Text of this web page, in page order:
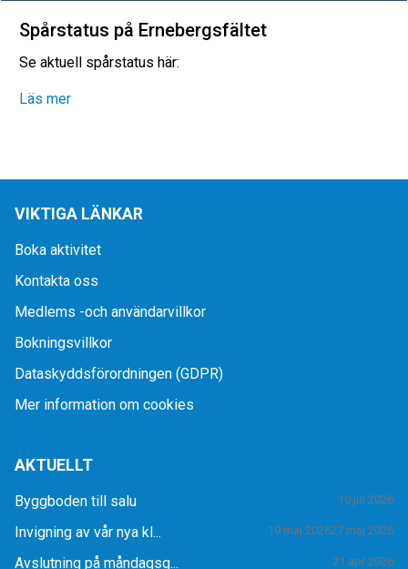
Spårstatus på Ernebergsfältet
Se aktuell spårstatus här:
Läs mer
VIKTIGA LÄNKAR
Boka aktivitet
Kontakta oss
Medlems -och användarvillkor
Bokningsvillkor
Dataskyddsförordningen (GDPR)
Mer information om cookies
AKTUELLT
Byggboden till salu 10 jul 2026
27 maj 2026
Invigning av vår nya kl... 19 maj 2026
Avslutning på måndagsg... 21 apr 2026